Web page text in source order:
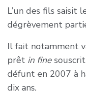
dus par le nu-
degré de parenté
la constitution de
sont inférieurs.
Pour la
L’un des fils
dégrèvement
Il fait notamment
prêt in finesouscrit
défunt en 2007 à
dix ans.